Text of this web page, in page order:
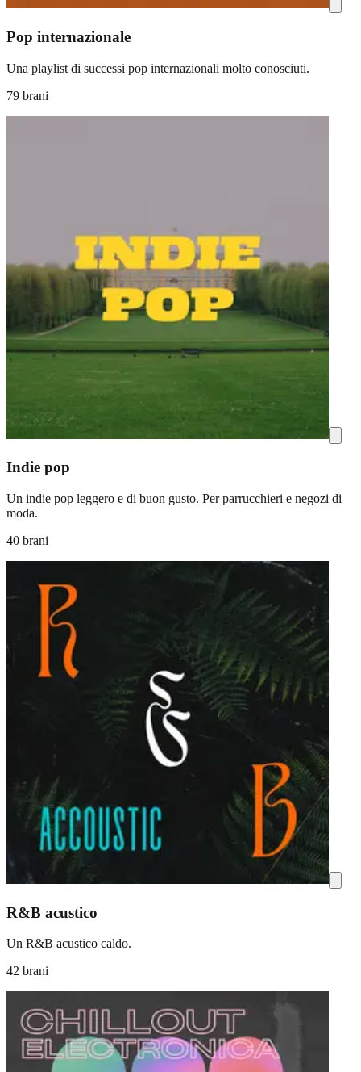
Pop internazionale
Una playlist di successi pop internazionali molto conosciuti.
79 brani
Indie pop
Un indie pop leggero e di buon gusto. Per parrucchieri e negozi di
moda.
40 brani
R&B acustico
Un R&B acustico caldo.
42 brani